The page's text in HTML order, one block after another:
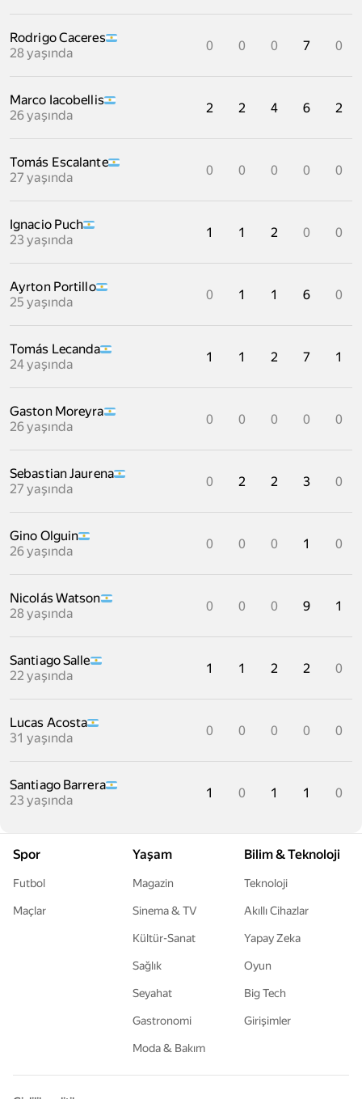
Rodrigo Caceres
28 yaşında
0 0 0 7 0
Marco Iacobellis
26 yaşında
2 2 4 6 2
Tomás Escalante
27 yaşında
0 0 0 0 0
Ignacio Puch
23 yaşında
1 1 2 0 0
Ayrton Portillo
25 yaşında
0 1 1 6 0
Tomás Lecanda
24 yaşında
1 1 2 7 1
Gaston Moreyra
26 yaşında
0 0 0 0 0
Sebastian Jaurena
27 yaşında
0 2 2 3 0
Gino Olguin
26 yaşında
0 0 0 1 0
Nicolás Watson
28 yaşında
0 0 0 9 1
Santiago Salle
22 yaşında
1 1 2 2 0
Lucas Acosta
31 yaşında
0 0 0 0 0
Santiago Barrera
23 yaşında
1 0 1 1 0
Spor
Futbol
Maçlar
Yaşam
Magazin
Sinema & TV
Kültür-Sanat
Sağlık
Seyahat
Gastronomi
Moda & Bakım
Bilim & Teknoloji
Teknoloji
Akıllı Cihazlar
Yapay Zeka
Oyun
Big Tech
Girişimler